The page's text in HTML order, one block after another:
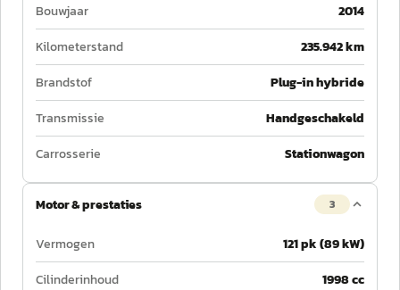
Bouwjaar
2014
Kilometerstand
235.942 km
Brandstof
Plug-in hybride
Transmissie
Handgeschakeld
Carrosserie
Stationwagon
Motor & prestaties 3
Vermogen
121 pk (89 kW)
Cilinderinhoud
1998 cc